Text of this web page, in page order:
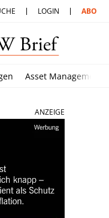
LOGIN ABO
Asset Management
ANZEIGE